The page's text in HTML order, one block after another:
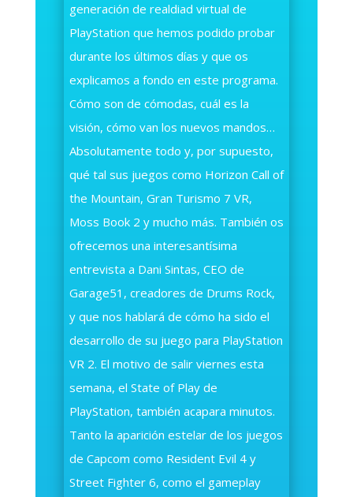
generación de realdiad virtual de
PlayStation que hemos podido probar
durante los últimos días y que os
explicamos a fondo en este programa.
Cómo son de cómodas, cuál es la
visión, cómo van los nuevos mandos…
Absolutamente todo y, por supuesto,
qué tal sus juegos como Horizon Call of
the Mountain, Gran Turismo 7 VR,
Moss Book 2 y mucho más. También os
ofrecemos una interesantísima
entrevista a Dani Sintas, CEO de
Garage51, creadores de Drums Rock,
y que nos hablará de cómo ha sido el
desarrollo de su juego para PlayStation
VR 2. El motivo de salir viernes esta
semana, el State of Play de
PlayStation, también acapara minutos.
Tanto la aparición estelar de los juegos
de Capcom como Resident Evil 4 y
Street Fighter 6, como el gameplay